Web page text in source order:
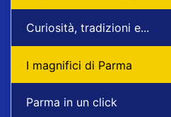
Curiosità, tradizioni e...
I magnifici di Parma
Parma in un click